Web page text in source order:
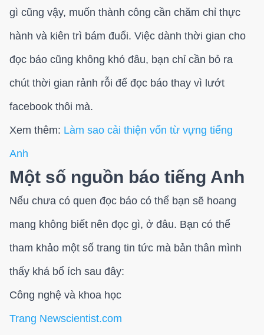
gì cũng vậy, muốn thành công cần chăm chỉ thực
hành và kiên trì bám đuổi. Việc dành thời gian cho
đọc báo cũng không khó đâu, bạn chỉ cần bỏ ra
chút thời gian rảnh rỗi để đọc báo thay vì lướt
facebook thôi mà.
Xem thêm: Làm sao cải thiện vốn từ vựng tiếng
Anh
Một số nguồn báo tiếng Anh
Nếu chưa có quen đọc báo có thể bạn sẽ hoang
mang không biết nên đọc gì, ở đâu. Bạn có thể
tham khảo một số trang tin tức mà bản thân mình
thấy khá bổ ích sau đây:
Công nghệ và khoa học
Trang Newscientist.com